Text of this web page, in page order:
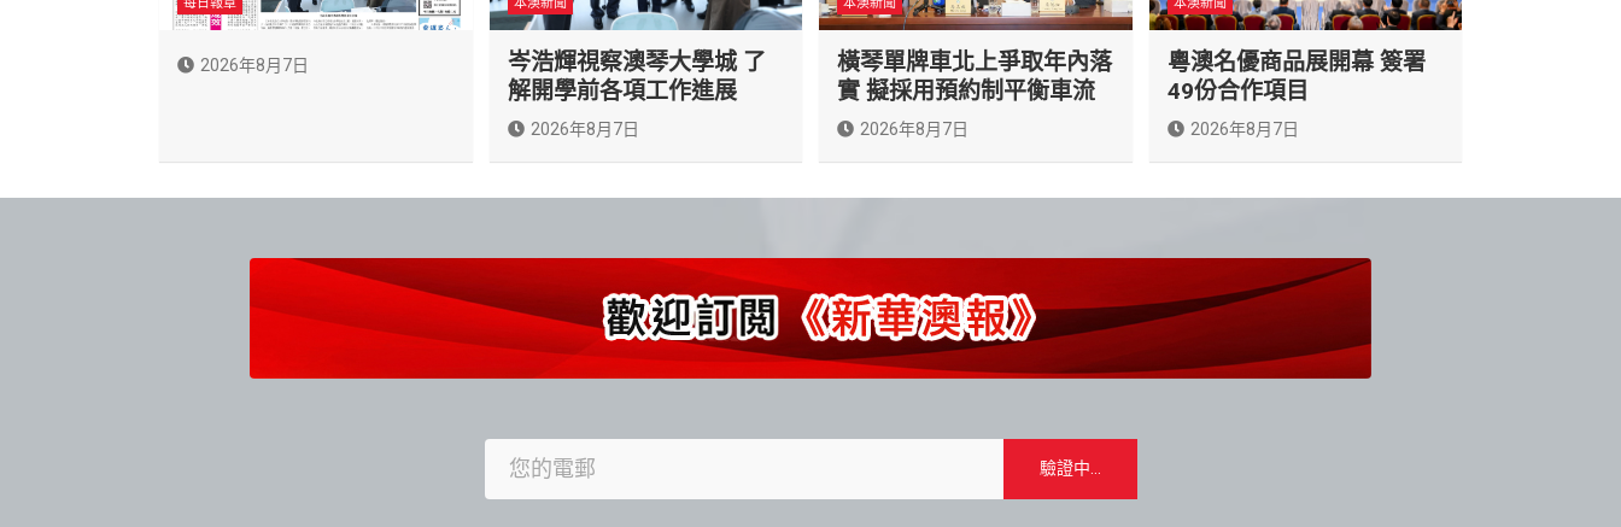
2026年8月7日
岑浩輝視察澳琴大學城 了
解開學前各項工作進展
2026年8月7日
橫琴單牌車北上爭取年內落
實 擬採用預約制平衡車流
2026年8月7日
粵澳名優商品展開幕 簽署
49份合作項目
2026年8月7日